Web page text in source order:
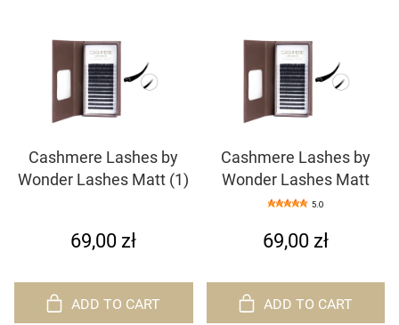
Cashmere Lashes by
Wonder Lashes Matt (1)
69,00 zł
ADD TO CART
Cashmere Lashes by
Wonder Lashes Matt
5.0
69,00 zł
ADD TO CART